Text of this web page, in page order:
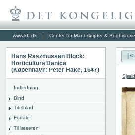
www.kb.dk Center for Manuskripter & Boghistorie
Hans Raszmussøn Block:
Horticultura Danica
(København: Peter Hake, 1647)
Indledning
Bind
Titelblad
Fortale
Til læseren
|<